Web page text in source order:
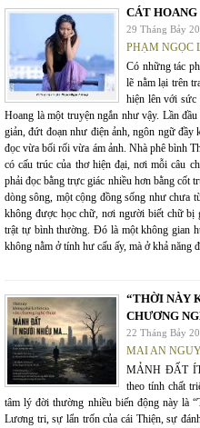
CÁT HOANG
29 Tháng Bảy
PHẠM NGỌC
Có những tác
lẽ nằm lại trên
hiện lên với sức
Hoang là một truyện ngắn như vậy. Lần
giản, đứt đoạn như điện ảnh, ngôn ngữ
đọc vừa bối rối vừa ám ảnh. Nhà phê bình
có cấu trúc của thơ hiện đại, nơi mỗi câu
phải đọc bằng trực giác nhiều hơn bằng cốt
dòng sông, một cộng đồng sống như chưa
không được học chữ, nơi người biết chữ
trật tự bình thường. Đó là một không gian
không nằm ở tính hư cấu ấy, mà ở khả năng
“THỜI NÀY
CHƯƠNG
22 Tháng Bảy
MAI AN
MẢNH ĐẤT
theo tính chất
tâm lý đời thường nhiều biến động này là
Lương tri, sự lẩn trốn của cái Thiện, sự